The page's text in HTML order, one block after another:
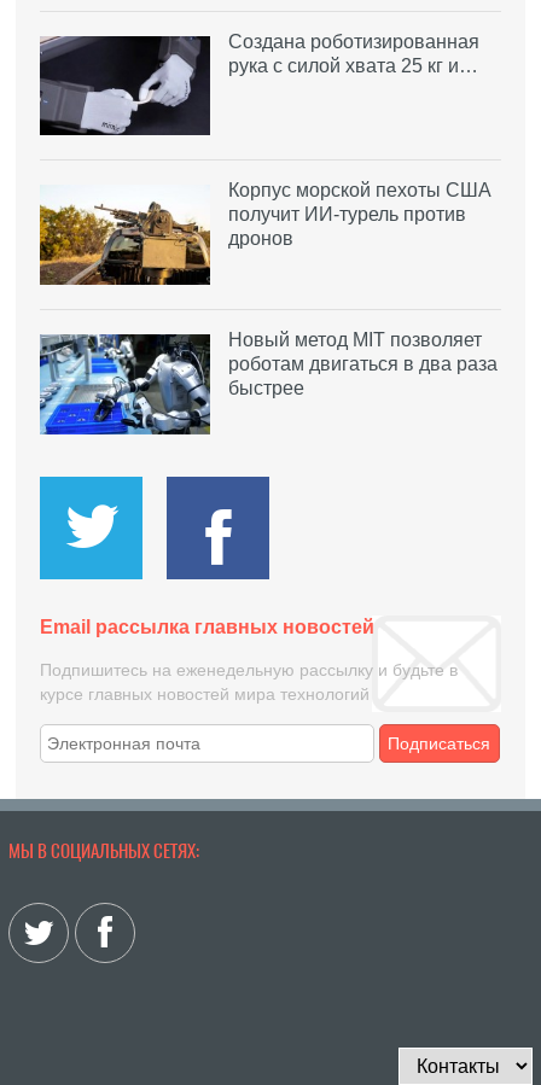
Создана роботизированная
рука с силой хвата 25 кг и…
Корпус морской пехоты США
получит ИИ-турель против
дронов
Новый метод MIT позволяет
роботам двигаться в два раза
быстрее
Email рассылка главных новостей
Подпишитесь на еженедельную рассылку и будьте в
курсе главных новостей мира технологий
Подписаться
МЫ В СОЦИАЛЬНЫХ СЕТЯХ: